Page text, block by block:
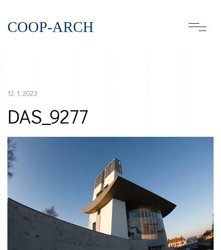
COOP-ARCH
12. 1. 2023
DAS_9277